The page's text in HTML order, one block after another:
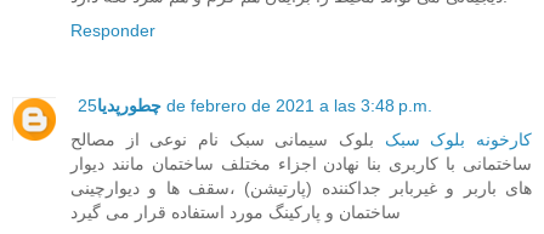
Responder
چطورپدیا 25 de febrero de 2021 a las 3:48 p.m.
کارخونه بلوک سبک بلوک سیمانی سبک نام نوعی از مصالح
ساختمانی با کاربری بنا نهادن اجزاء مختلف ساختمان مانند دیوار
های باربر و غیربابر جداکننده (پارتیشن) ،سقف ها و دیوارچینی
ساختمان و پارکینگ مورد استفاده قرار می گیرد